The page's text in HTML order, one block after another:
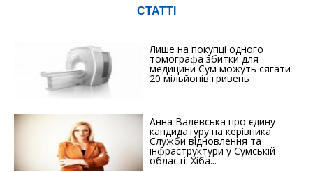
СТАТТІ
Лише на покупці одного
томографа збитки для
медицини Сум можуть сягати
20 мільйонів гривень
Анна Валевська про єдину
кандидатуру на керівника
Служби відновлення та
інфраструктури у Сумській
області: Хіба...